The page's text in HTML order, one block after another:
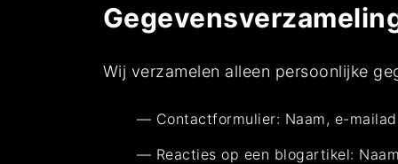
Wij verzamelen alleen persoonlijke
Contactformulier: Naam, e-
Reacties op een blogartikel: